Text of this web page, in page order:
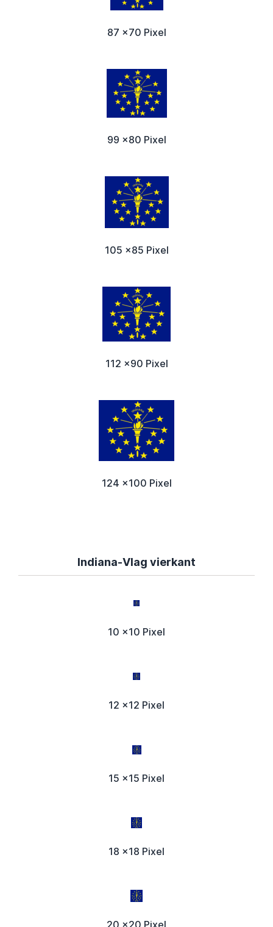
87 x70 Pixel
99 x80 Pixel
105 x85 Pixel
112 x90 Pixel
124 x100 Pixel
Indiana-Vlag vierkant
10 x10 Pixel
12 x12 Pixel
15 x15 Pixel
18 x18 Pixel
20 x20 Pixel